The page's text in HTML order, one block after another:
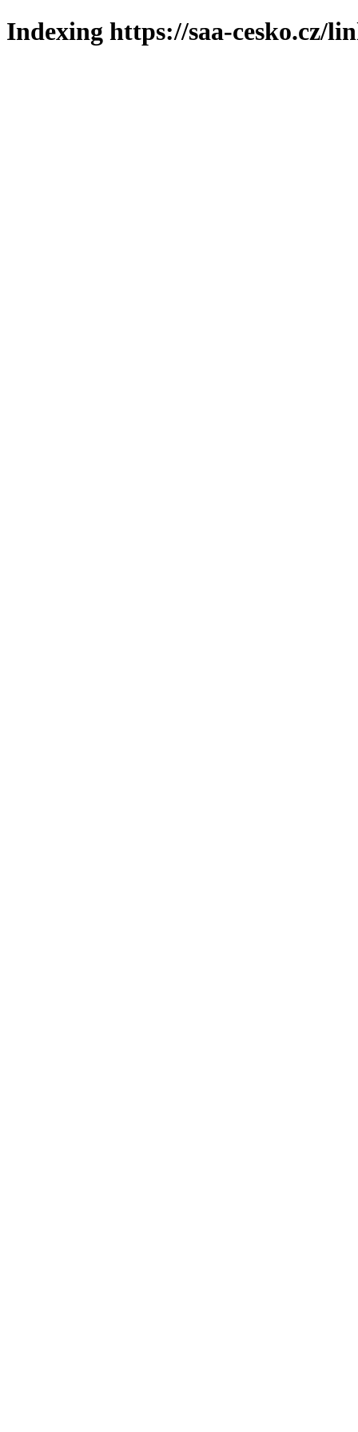
Indexing https://saa-cesko.cz/